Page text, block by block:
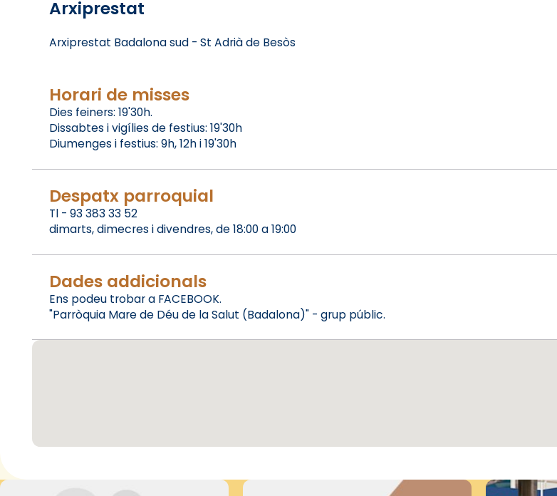
Arxiprestat
Arxiprestat Badalona sud - St Adrià de Besòs
Horari de misses
Dies feiners: 19'30h.
Dissabtes i vigílies de festius: 19'30h
Diumenges i festius: 9h, 12h i 19'30h
Despatx parroquial
Tl - 93 383 33 52
dimarts, dimecres i divendres, de 18:00 a 19:00
Dades addicionals
Ens podeu trobar a FACEBOOK.
"Parròquia Mare de Déu de la Salut (Badalona)" - grup públic.